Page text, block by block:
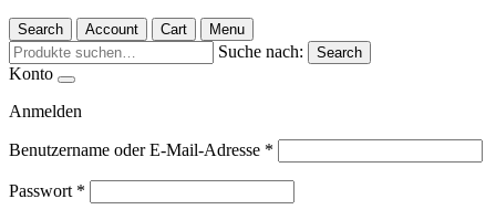
Search Account Cart Menu
Suche nach: Search
Konto
Anmelden
Benutzername oder E-Mail-Adresse *
Passwort *